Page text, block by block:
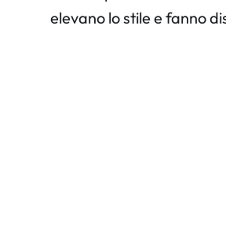
elevano lo stile e fanno